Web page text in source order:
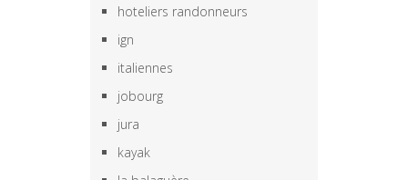
hoteliers randonneurs
ign
italiennes
jobourg
jura
kayak